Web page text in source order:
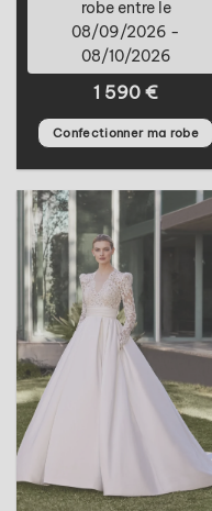
robe entre le
08/09/2026 -
08/10/2026
1 590 €
Confectionner ma robe